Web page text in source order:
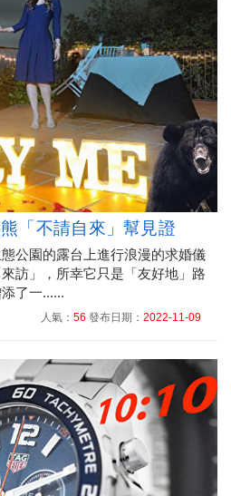
「不請自來」幫見證
公園的露台上進行浪漫的求婚儀
訪」，所幸它只是「友好地」路
了一......
人氣： 56 發布日期： 2022-11-09